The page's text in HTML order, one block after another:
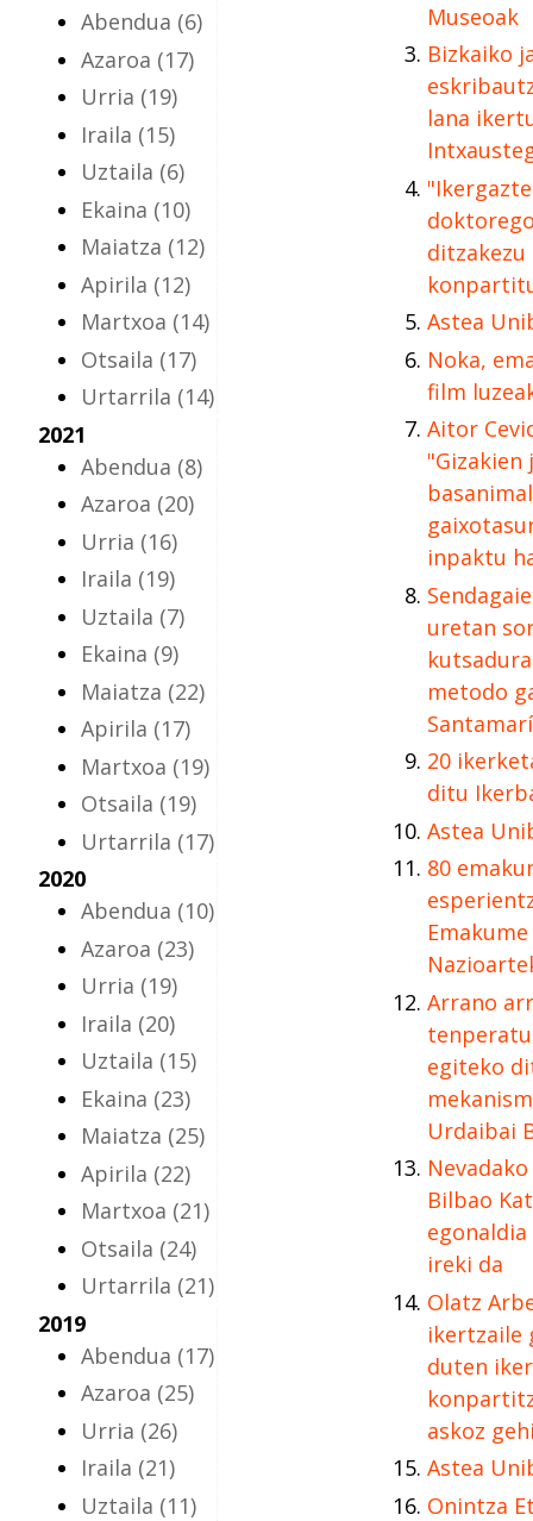
Abendua (6)
Azaroa (17)
Urria (19)
Iraila (15)
Uztaila (6)
Ekaina (10)
Maiatza (12)
Apirila (12)
Martxoa (14)
Otsaila (17)
Urtarrila (14)
2021
Abendua (8)
Azaroa (20)
Urria (16)
Iraila (19)
Uztaila (7)
Ekaina (9)
Maiatza (22)
Apirila (17)
Martxoa (19)
Otsaila (19)
Urtarrila (17)
2020
Abendua (10)
Azaroa (23)
Urria (19)
Iraila (20)
Uztaila (15)
Ekaina (23)
Maiatza (25)
Apirila (22)
Martxoa (21)
Otsaila (24)
Urtarrila (21)
2019
Abendua (17)
Azaroa (25)
Urria (26)
Iraila (21)
Uztaila (11)
Museoak
Bizkaiko
lana
ditzakezu
Astea
Noka,
film
Aitor
"Gizakien
inpaktu
uretan
metodo
20
ditu
Astea
80
Arrano
egiteko
Urdaibai
Bilbao
ireki da
Olatz
ikertzaile
duten
askoz
Astea
Onintza